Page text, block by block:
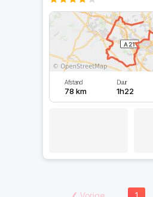
Afstand
78 km
Duur
1h22